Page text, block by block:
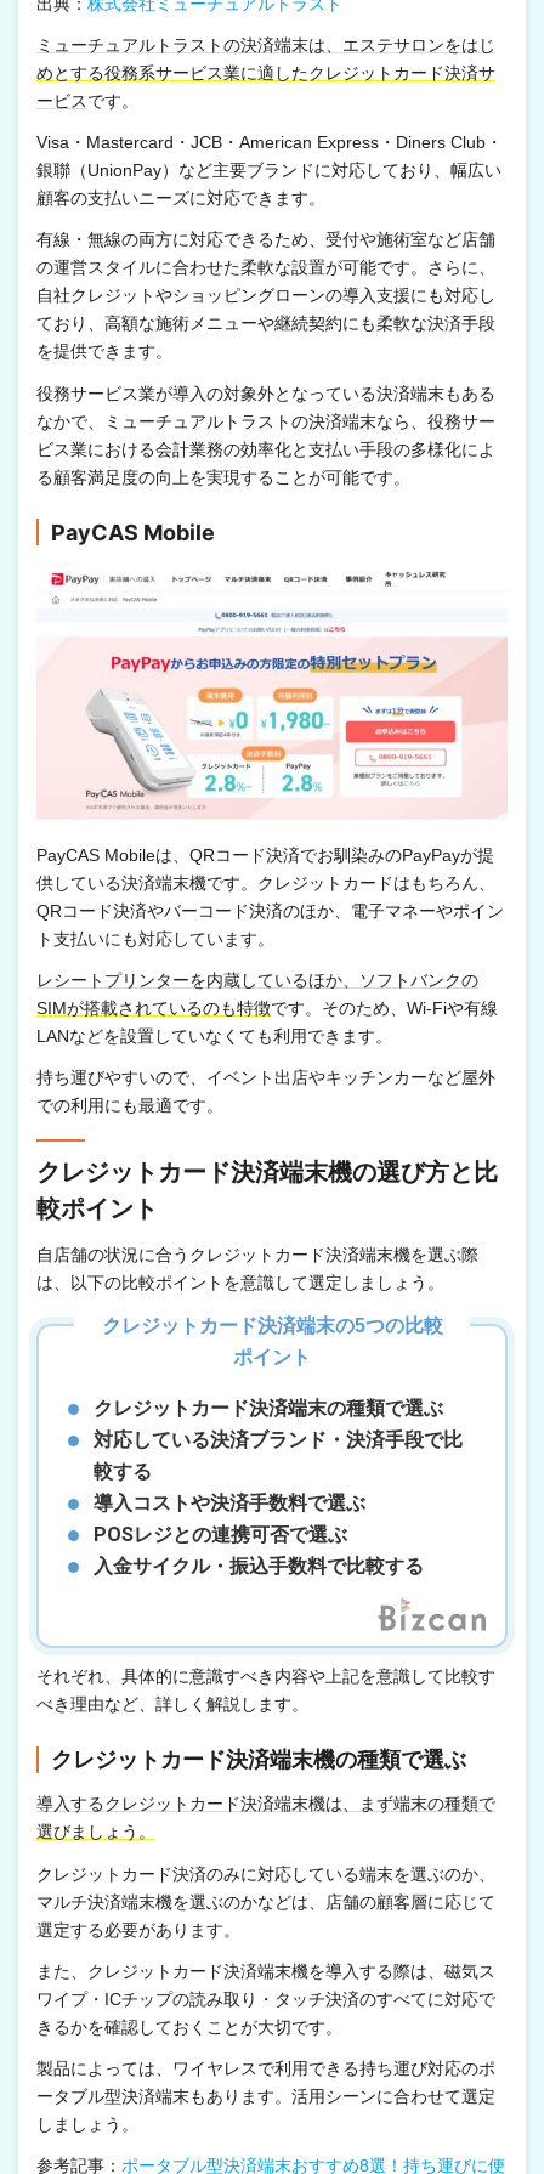
ミューチュアルトラストの決済端末は、エステサロンをはじ
めとする役務系サービス業に適したクレジットカード決済サ
ービスです。
Visa・Mastercard・JCB・American Express・Diners Club・
銀聯（UnionPay）など主要ブランドに対応しており、幅広い
顧客の支払いニーズに対応できます。
有線・無線の両方に対応できるため、受付や施術室など店舗
の運営スタイルに合わせた柔軟な設置が可能です。さらに、
自社クレジットやショッピングローンの導入支援にも対応し
ており、高額な施術メニューや継続契約にも柔軟な決済手段
を提供できます。
役務サービス業が導入の対象外となっている決済端末もある
なかで、ミューチュアルトラストの決済端末なら、役務サー
ビス業における会計業務の効率化と支払い手段の多様化によ
る顧客満足度の向上を実現することが可能です。
PayCAS Mobile
PayCAS Mobileは、QRコード決済でお馴染みのPayPayが提
供している決済端末機です。クレジットカードはもちろん、
QRコード決済やバーコード決済のほか、電子マネーやポイン
ト支払いにも対応しています。
レシートプリンターを内蔵しているほか、ソフトバンクの
SIMが搭載されているのも特徴です。そのため、Wi-Fiや有線
LANなどを設置していなくても利用できます。
持ち運びやすいので、イベント出店やキッチンカーなど屋外
での利用にも最適です。
クレジットカード決済端末機の選び方と比
較ポイント
自店舗の状況に合うクレジットカード決済端末機を選ぶ際
は、以下の比較ポイントを意識して選定しましょう。
クレジットカード決済端末の5つの比較
ポイント
クレジットカード決済端末の種類で選ぶ
対応している決済ブランド・決済手段で比
較する
導入コストや決済手数料で選ぶ
POSレジとの連携可否で選ぶ
入金サイクル・振込手数料で比較する
それぞれ、具体的に意識すべき内容や上記を意識して比較す
べき理由など、詳しく解説します。
クレジットカード決済端末機の種類で選ぶ
導入するクレジットカード決済端末機は、まず端末の種類で
選びましょう。
クレジットカード決済のみに対応している端末を選ぶのか、
マルチ決済端末機を選ぶのかなどは、店舗の顧客層に応じて
選定する必要があります。
また、クレジットカード決済端末機を導入する際は、磁気ス
ワイプ・ICチップの読み取り・タッチ決済のすべてに対応で
きるかを確認しておくことが大切です。
製品によっては、ワイヤレスで利用できる持ち運び対応のポ
ータブル型決済端末もあります。活用シーンに合わせて選定
しましょう。
参考記事： ポータブル型決済端末おすすめ8選！持ち運びに便